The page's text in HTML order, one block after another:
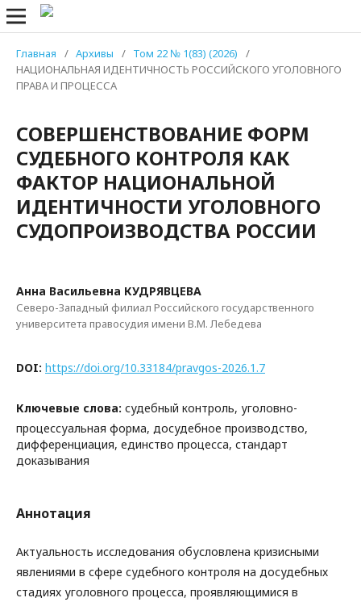
Главная / Архивы / Том 22 № 1(83) (2026)
/
НАЦИОНАЛЬНАЯ ИДЕНТИЧНОСТЬ РОССИЙСКОГО УГОЛОВНОГО
ПРАВА И ПРОЦЕССА
СОВЕРШЕНСТВОВАНИЕ ФОРМ
СУДЕБНОГО КОНТРОЛЯ КАК
ФАКТОР НАЦИОНАЛЬНОЙ
ИДЕНТИЧНОСТИ УГОЛОВНОГО
СУДОПРОИЗВОДСТВА РОССИИ
Анна Васильевна КУДРЯВЦЕВА
Северо-Западный филиал Российского государственного
университета правосудия имени В.М. Лебедева
DOI: https://doi.org/10.33184/pravgos-2026.1.7
Ключевые слова: судебный контроль, уголовно-
процессуальная форма, досудебное производство,
дифференциация, единство процесса, стандарт
доказывания
Аннотация
Актуальность исследования обусловлена кризисными
явлениями в сфере судебного контроля на досудебных
стадиях уголовного процесса, проявляющимися в